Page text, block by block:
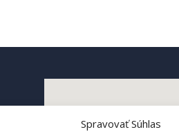
Spravovať Súhlas